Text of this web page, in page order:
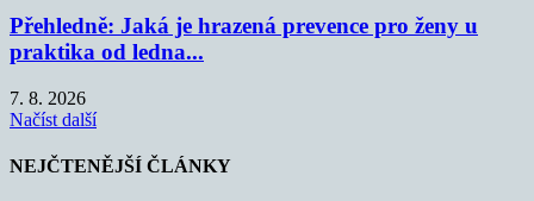
Přehledně: Jaká je hrazená prevence pro ženy u
praktika od ledna...
7. 8. 2026
Načíst další
NEJČTENĚJŠÍ ČLÁNKY